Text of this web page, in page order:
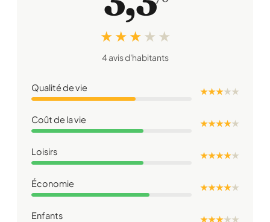
★ ★ ★ ★ ★
4 avis d'habitants
Qualité de vie ★ ★ ★★★
Coût de la vie ★ ★ ★ ★★
Loisirs ★ ★ ★ ★★
Économie ★ ★ ★ ★★
Enfants ★ ★ ★★★